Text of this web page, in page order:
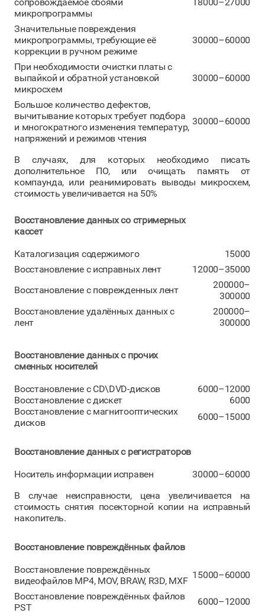
микропрограммы
Значительные повреждения
микропрограммы, требующие её
коррекции в ручном режиме
30000–60000
При необходимости очистки платы с
выпайкой и обратной установкой
микросхем
30000–60000
Большое количество дефектов,
вычитывание которых требует подбора
и многократного изменения температур,
напряжений и режимов чтения
30000–60000
В случаях, для которых необходимо писать
дополнительное ПО, или очищать память от
компаунда, или реанимировать выводы микросхем,
стоимость увеличивается на 50%
Восстановление данных со стримерных
кассет
Каталогизация содержимого
15000
Восстановление с исправных лент
12000–35000
Восстановление с поврежденных лент
200000–
300000
Восстановление удалённых данных с
лент
200000–
300000
Восстановление данных с прочих
сменных носителей
Восстановление с CD\DVD-дисков
6000–12000
Восстановление с дискет
6000
Восстановление с магнитооптических
дисков
6000–15000
Восстановление данных с регистраторов
Носитель информации исправен
30000–60000
В случае неисправности, цена увеличивается на
стоимость снятия посекторной копии на исправный
накопитель.
Восстановление повреждённых файлов
Восстановление повреждённых
видеофайлов MP4, MOV, BRAW, R3D, MXF
15000–60000
Восстановление повреждённых файлов
PST
6000–12000